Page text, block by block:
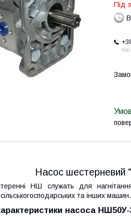
Під
Насос
НШ служать для нагнітання
сільськогосподарських та інших машин.
насоса НШ50У-